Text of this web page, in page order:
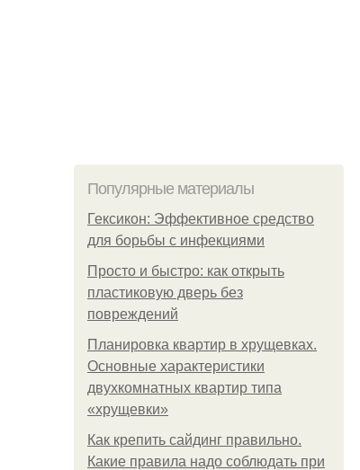
Популярные материалы
Гексикон: Эффективное средство
для борьбы с инфекциями
Просто и быстро: как открыть
пластиковую дверь без
повреждений
Планировка квартир в хрущевках.
Основные характеристики
двухкомнатных квартир типа
«хрущевки»
Как крепить сайдинг правильно.
Какие правила надо соблюдать при